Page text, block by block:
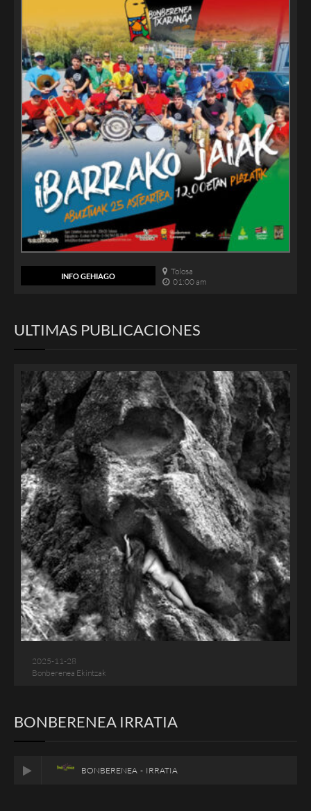
INFO GEHIAGO
Tolosa
01:00 am
ULTIMAS PUBLICACIONES
2025-11-28
Bonberenea Ekintzak
BONBERENEA IRRATIA
BONBERENEA - IRRATIA